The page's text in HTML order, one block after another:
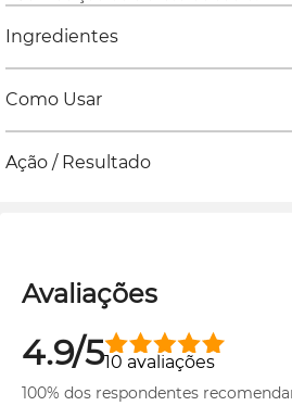
Ingredientes
Como Usar
Ação / Resultado
Avaliações
4.9/510 avaliações
100% dos respondentes